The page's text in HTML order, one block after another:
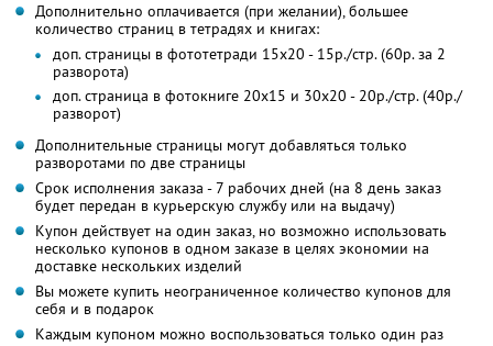
Дополнительно оплачивается (при желании), большее
количество страниц в тетрадях и книгах:
доп. страницы в фототетради 15x20 - 15р./стр. (60р. за 2
разворота)
доп. страница в фотокниге 20x15 и 30x20 - 20р./стр. (40р./
разворот)
Дополнительные страницы могут добавляться только
разворотами по две страницы
Срок исполнения заказа - 7 рабочих дней (на 8 день заказ
будет передан в курьерскую службу или на выдачу)
Купон действует на один заказ, но возможно использовать
несколько купонов в одном заказе в целях экономии на
доставке нескольких изделий
Вы можете купить неограниченное количество купонов для
себя и в подарок
Каждым купоном можно воспользоваться только один раз